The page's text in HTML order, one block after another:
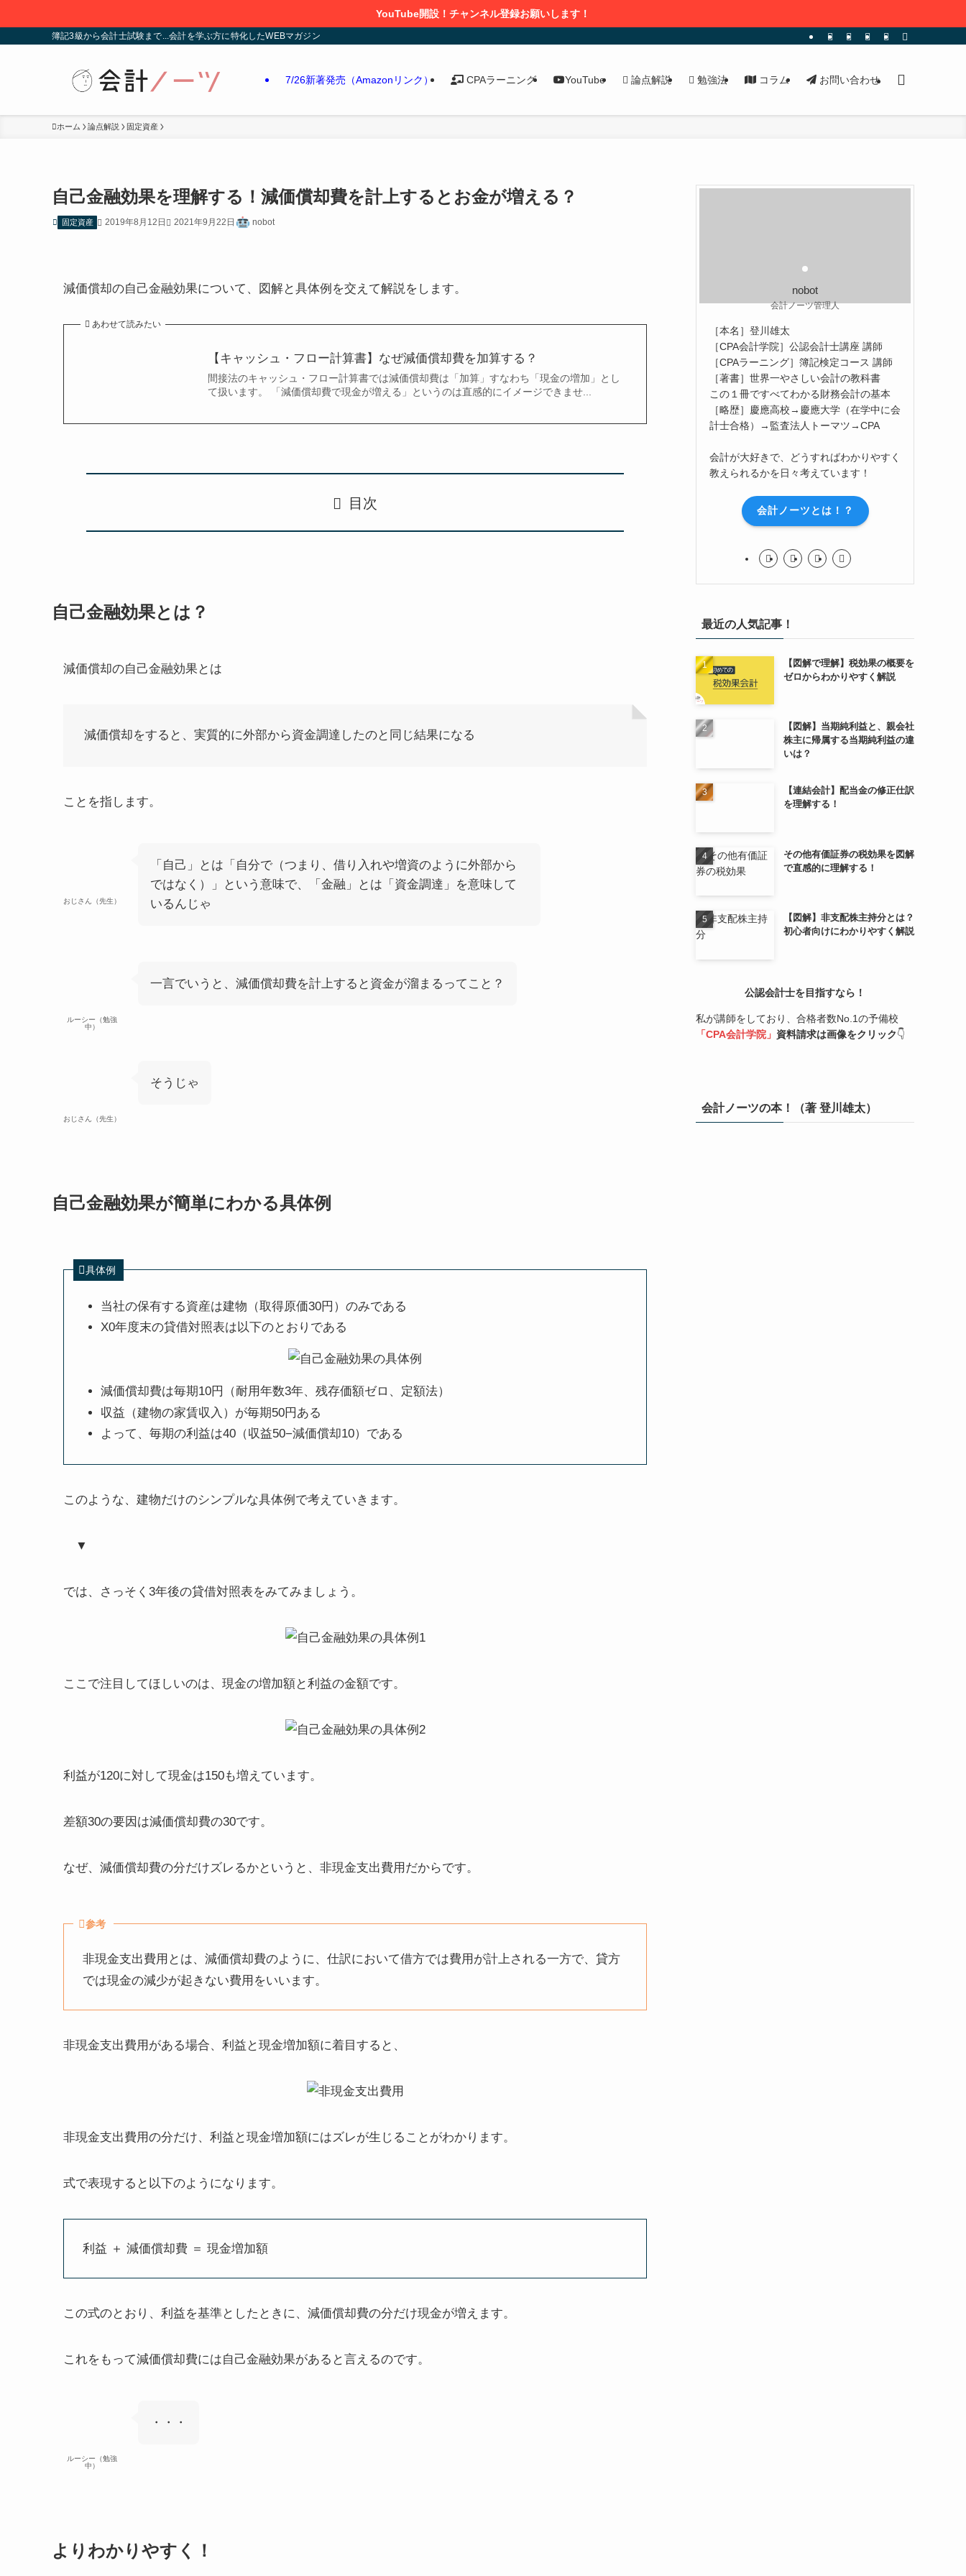
YouTube開設！チャンネル登録お願いします！
簿記3級から会計士試験まで...会計を学ぶ方に特化したWEBマガジン
7/26新著発売（Amazonリンク） CPAラーニング YouTube 論点解説 勉強法 コラム お問い合わせ
ホーム 論点解説 固定資産
自己金融効果を理解する！減価償却費を計上するとお金が増える？
固定資産 2019年8月12日 2021年9月22日 nobot
減価償却の自己金融効果について、図解と具体例を交えて解説をします。
あわせて読みたい
【キャッシュ・フロー計算書】なぜ減価償却費を加算する？
間接法のキャッシュ・フロー計算書では減価償却費は「加算」すなわち「現金の増加」とし
て扱います。 「減価償却費で現金が増える」というのは直感的にイメージできませ...
目次
自己金融効果とは？
減価償却の自己金融効果とは
減価償却をすると、実質的に外部から資金調達したのと同じ結果になる
ことを指します。
おじさん（先生）
「自己」とは「自分で（つまり、借り入れや増資のように外部から
ではなく）」という意味で、「金融」とは「資金調達」を意味して
いるんじゃ
ルーシー（勉強
中）
一言でいうと、減価償却費を計上すると資金が溜まるってこと？
おじさん（先生）
そうじゃ
自己金融効果が簡単にわかる具体例
具体例
当社の保有する資産は建物（取得原価30円）のみである
X0年度末の貸借対照表は以下のとおりである
減価償却費は毎期10円（耐用年数3年、残存価額ゼロ、定額法）
収益（建物の家賃収入）が毎期50円ある
よって、毎期の利益は40（収益50−減価償却10）である
このような、建物だけのシンプルな具体例で考えていきます。
▼
では、さっそく3年後の貸借対照表をみてみましょう。
ここで注目してほしいのは、現金の増加額と利益の金額です。
利益が120に対して現金は150も増えています。
差額30の要因は減価償却費の30です。
なぜ、減価償却費の分だけズレるかというと、 非現金支出費用 だからです。
参考
非現金支出費用とは、減価償却費のように、仕訳において借方では費用が計上される一方で、貸方
では現金の減少が起きない費用をいいます。
非現金支出費用がある場合、利益と現金増加額に着目すると、
非現金支出費用の分だけ、利益と現金増加額にはズレが生じることがわかります。
式で表現すると以下のようになります。
利益 ＋ 減価償却費 ＝ 現金増加額
この式のとおり、 利益を基準としたときに、減価償却費の分だけ現金が増えます。
これをもって減価償却費には自己金融効果があると言えるのです。
ルーシー（勉強
中）
・・・
よりわかりやすく！
nobot
会計ノーツ管理人
［本名］登川雄太
［CPA会計学院］公認会計士講座 講師
［CPAラーニング］簿記検定コース 講師
［著書］世界一やさしい会計の教科書
この１冊ですべてわかる財務会計の基本
［略歴］慶應高校→慶應大学（在学中に会
計士合格）→監査法人トーマツ→CPA
会計が大好きで、どうすればわかりやすく
教えられるかを日々考えています！
会計ノーツとは！？
最近の人気記事！
【図解で理解】税効果の概要を
ゼロからわかりやすく解説
【図解】当期純利益と、親会社
株主に帰属する当期純利益の違
いは？
【連結会計】配当金の修正仕訳
を理解する！
その他有価証券の税効果を図解
で直感的に理解する！
【図解】非支配株主持分とは？
初心者向けにわかりやすく解説
公認会計士を目指すなら！
私が講師をしており、合格者数No.1の予備校
「CPA会計学院」 資料請求は画像をクリック👇
会計ノーツの本！（著 登川雄太）